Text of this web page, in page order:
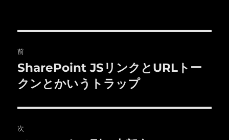
稿
ナ
ビ
ゲ
前
前
の
稿:
SharePoint JSリンクとURLトー
クンとかいうトラップ
次